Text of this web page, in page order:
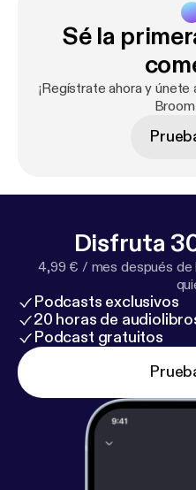
and Facebook.com/
Sé la
¡Regístrate ahora y únete
Disfruta
4,99 € / mes después de
Podcasts exclusivos
20 horas de
Podcast gratuitos